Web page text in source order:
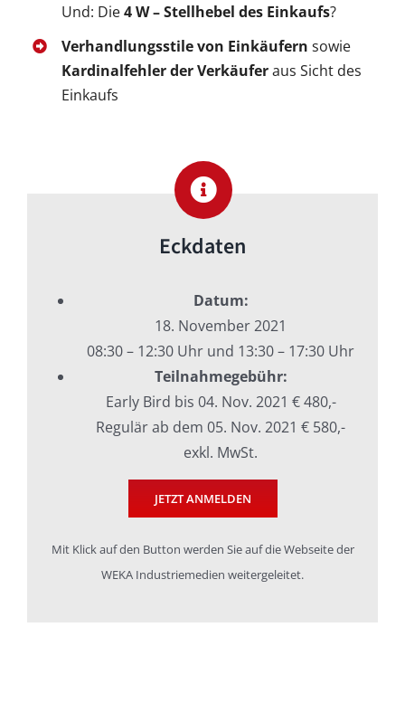
Und: Die4 W – Stellhebel des Einkaufs?
Verhandlungsstile von Einkäufern sowie
Kardinalfehler der Verkäuferaus Sicht des
Einkaufs
Eckdaten
Datum:
18. November 2021
08:30 – 12:30 Uhr und 13:30 – 17:30 Uhr
Teilnahmegebühr:
Early Bird bis 04. Nov. 2021 € 480,-
Regulär ab dem 05. Nov. 2021 € 580,-
exkl. MwSt.
JETZT ANMELDEN
Mit Klick auf den Button werden Sie auf die Webseite der
WEKA Industriemedien weitergeleitet.